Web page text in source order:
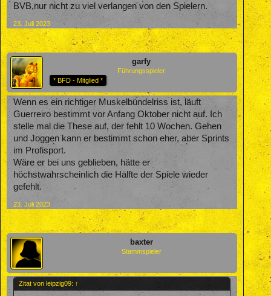
BVB,nur nicht zu viel verlangen von den Spielern.
23. Juli 2023
garfy
Führungsspieler
* BFD - Mitglied *
Wenn es ein richtiger Muskelbündelriss ist, läuft
Guerreiro bestimmt vor Anfang Oktober nicht auf. Ich
stelle mal die These auf, der fehlt 10 Wochen. Gehen
und Joggen kann er bestimmt schon eher, aber Sprints
im Profisport.
Wäre er bei uns geblieben, hätte er
höchstwahrscheinlich die Hälfte der Spiele wieder
gefehlt.
23. Juli 2023
baxter
Stammspieler
Zitat von leipzig09: ↑